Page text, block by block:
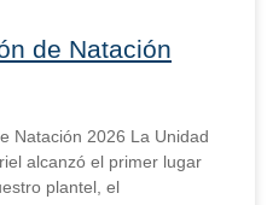
de Natación
Natación 2026 La Unidad
alcanzó el primer lugar
plantel, el